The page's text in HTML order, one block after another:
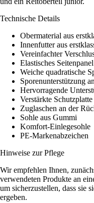
Technische Details
Obermaterial aus
Innenfutter aus
Vereinfachter
Elastisches Seitenpanel
Weiche quadratische
Sporenunterstützung
Hervorragende
Verstärkte
Zuglaschen an der
Sohle aus Gummi
Komfort-Einlegesohle
PE-Markenabzeichen
Hinweise zur Pflege
Wir empfehlen Ihnen,
verwendeten Produkte an
um sicherzustellen, dass sie
ergeben.